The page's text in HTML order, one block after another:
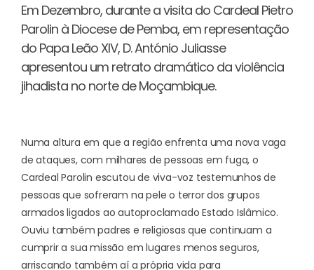
Em Dezembro, durante a visita do Cardeal Pietro
Parolin à Diocese de Pemba, em representação
do Papa Leão XIV, D. António Juliasse
apresentou um retrato dramático da violência
jihadista no norte de Moçambique.
Numa altura em que a região enfrenta uma nova vaga
de ataques, com milhares de pessoas em fuga, o
Cardeal Parolin escutou de viva-voz testemunhos de
pessoas que sofreram na pele o terror dos grupos
armados ligados ao autoproclamado Estado Islâmico.
Ouviu também padres e religiosas que continuam a
cumprir a sua missão em lugares menos seguros,
arriscando também aí a própria vida para